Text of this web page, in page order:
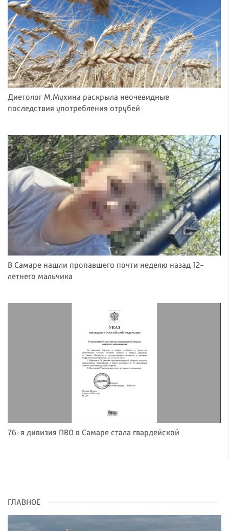
Диетолог М.Мухина раскрыла неочевидные
последствия употребления отрубей
В Самаре нашли пропавшего почти неделю назад 12-
летнего мальчика
76-я дивизия ПВО в Самаре стала гвардейской
ГЛАВНОЕ